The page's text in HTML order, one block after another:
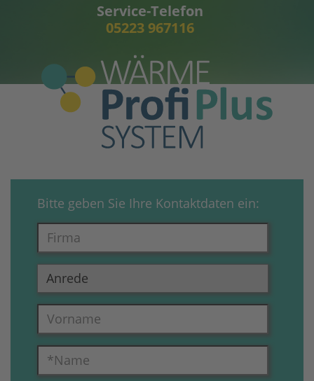
Service-Telefon
05223 967116
Bitte geben Sie Ihre Kontaktdaten ein: